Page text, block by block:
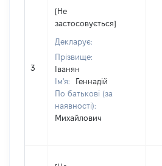
3
[Не
застосовується]
Декларує:
Прізвище:
Іванян
Ім'я:
Геннадій
По батькові (за
наявності):
Михайлович